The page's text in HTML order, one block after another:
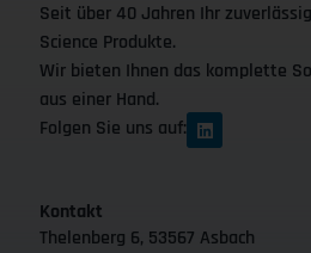
Seit über 40 Jahren Ihr
Science Produkte.
Wir bieten Ihnen das komplette
aus einer Hand.
Folgen Sie uns auf:
Kontakt
Thelenberg 6, 53567 Asbach